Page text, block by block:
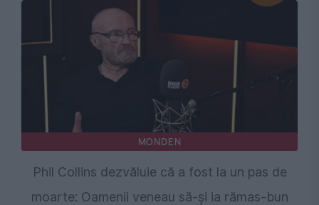
MONDEN
Phil Collins dezvăluie că a fost la un pas de
moarte: Oamenii veneau să-și ia rămas-bun